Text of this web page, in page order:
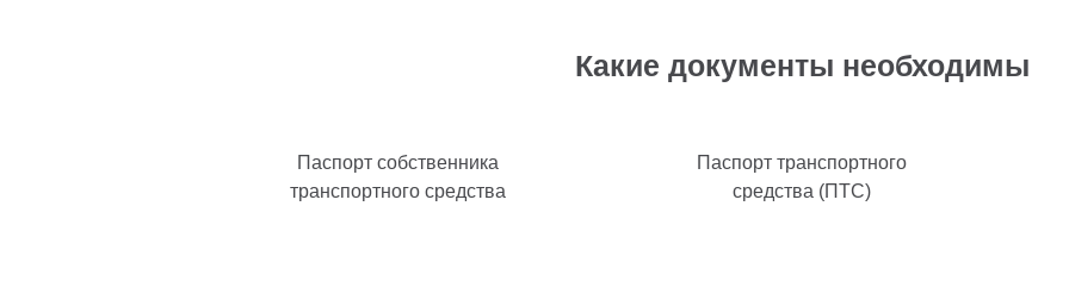
Какие документы необходимы
Паспорт собственника
транспортного средства
Паспорт транспортного
средства (ПТС)